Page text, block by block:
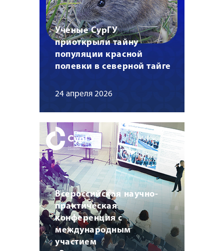
Ученые СурГУ
приоткрыли тайну
популяции красной
полевки в северной тайге
24 апреля 2026
Всероссийская научно-
практическая
конференция с
международным
участием